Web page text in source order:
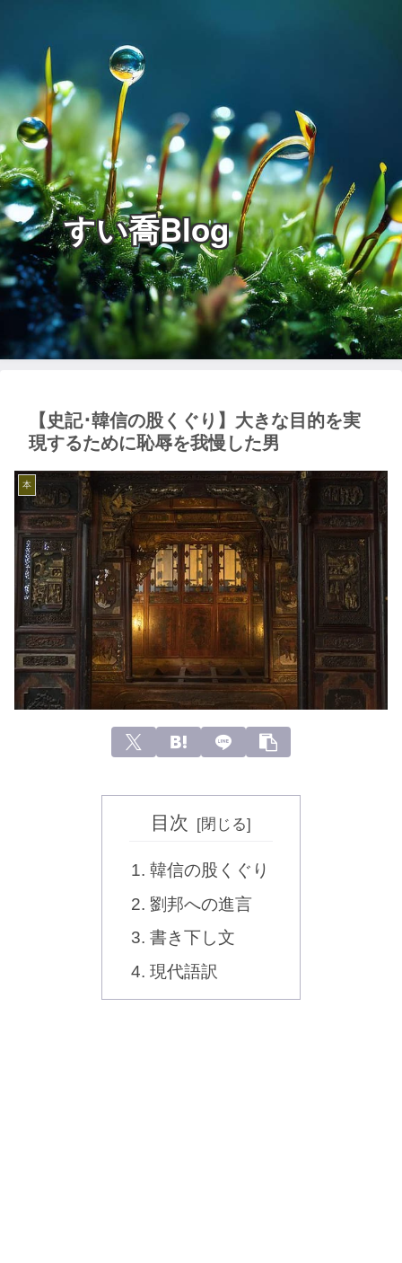
すい喬Blog
【史記･韓信の股くぐり】大きな目的を実
現するために恥辱を我慢した男
本
目次
韓信の股くぐり
劉邦への進言
書き下し文
現代語訳